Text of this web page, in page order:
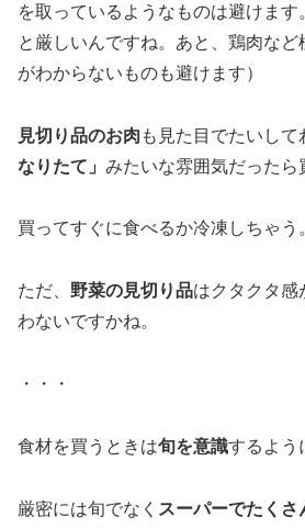
を取っているようなものは避けます
と厳しいんですね。あと、鶏肉な
がわからないものも避けます）
見切り品のお肉 も見た目でたいして
なりたて」 みたいな雰囲気だったら
買ってすぐに食べるか冷凍しちゃう
ただ、 野菜の見切り品はクタクタ感
わないですかね。
・・・
食材を買うときは旬を意識するよう
厳密には旬でなく スーパーでたく